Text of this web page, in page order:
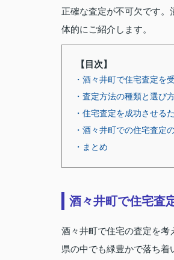
正確な査定が不可欠です
体的にご紹介します。
【目次】
・酒々井町で住宅査定を
・査定方法の種類と選び
・住宅査定を成功させる
・酒々井町での住宅査定
・まとめ
酒々井町で住宅査
酒々井町で住宅の査定を考
県の中でも緑豊かで落ち